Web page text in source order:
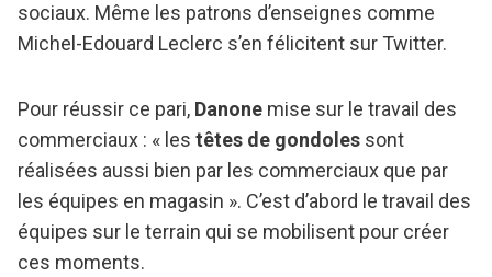
sociaux. Même les patrons d’enseignes comme
Michel-Edouard Leclerc s’en félicitent sur Twitter.
Pour réussir ce pari, Danone mise sur le travail des
commerciaux : « les têtes de gondoles sont
réalisées aussi bien par les commerciaux que par
les équipes en magasin ». C’est d’abord le travail des
équipes sur le terrain qui se mobilisent pour créer
ces moments.